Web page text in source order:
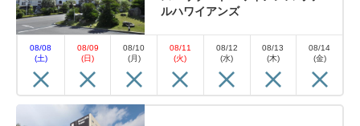
ルハワイアンズ
08/08
(土)
08/09
(日)
08/10
(月)
08/11
(火)
08/12
(水)
08/13
(木)
08/14
(金)